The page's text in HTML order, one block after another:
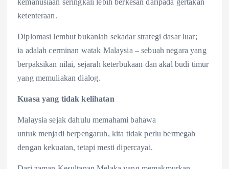
kemanusiaan seringkali lebih berkesan daripada gertakan
ketenteraan.
Diplomasi lembut bukanlah sekadar strategi dasar luar;
ia adalah cerminan watak Malaysia – sebuah negara yang
berpaksikan nilai, sejarah keterbukaan dan akal budi timur
yang memuliakan dialog.
Kuasa yang tidak kelihatan
Malaysia sejak dahulu memahami bahawa
untuk menjadi berpengaruh, kita tidak perlu bermegah
dengan kekuatan, tetapi mesti dipercayai.